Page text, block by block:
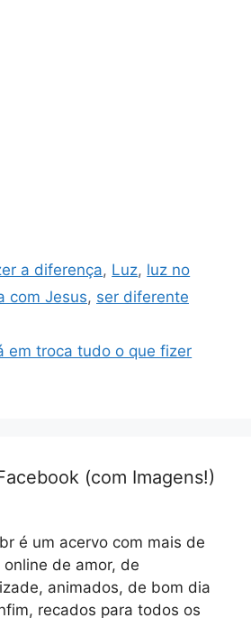
a diferença, Luz, luz no
com Jesus, ser diferente
em troca tudo o que fizer
(com Imagens!)
é um acervo com mais de
de amor, de
animados, de bom dia
recados para todos os